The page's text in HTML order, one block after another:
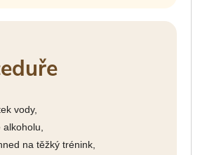
vody,
na těžký trénink,